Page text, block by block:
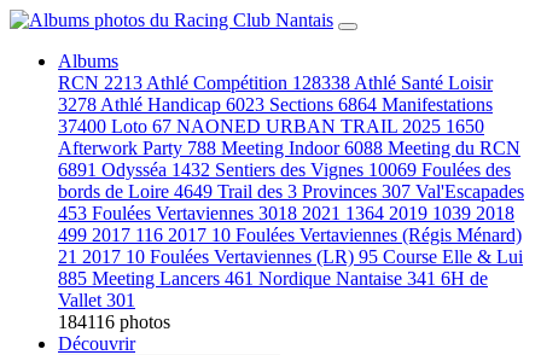
Albums
RCN 2213 Athlé Compétition 128338 Athlé Santé Loisir
3278 Athlé Handicap 6023 Sections 6864 Manifestations
37400 Loto 67 NAONED URBAN TRAIL 2025 1650
Afterwork Party 788 Meeting Indoor6088 Meeting du RCN
6891 Odysséa 1432 Sentiers des Vignes 10069 Foulées des
bords de Loire 4649 Trail des 3 Provinces 307 Val'Escapades
453 Foulées Vertaviennes 3018 2021 1364 2019 1039 2018
499 2017 116 2017 10 Foulées Vertaviennes (Régis Ménard)
21 2017 10 Foulées Vertaviennes (LR) 95 Course Elle & Lui
885 Meeting Lancers 461 Nordique Nantaise 341 6H de
Vallet 301
184116 photos
Découvrir